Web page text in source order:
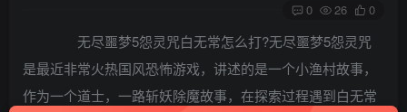
0 26 0
无尽噩梦5怨灵咒白无常怎么打?无尽噩梦5怨灵咒
是最近非常火热国风恐怖游戏，讲述的是一个小渔村故事，
作为一个道士，一路斩妖除魔故事，在探索过程遇到白无常